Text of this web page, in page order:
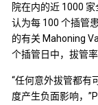
院在内的近 1000
认为每 100 个插管
的有关 Mahoning
个插管日中，拔管率
“任何意外拔管都有
度产生负面影响，